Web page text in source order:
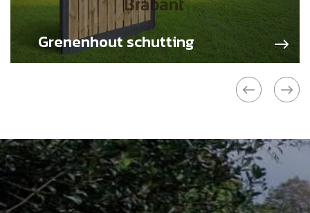
Grenenhout schutting